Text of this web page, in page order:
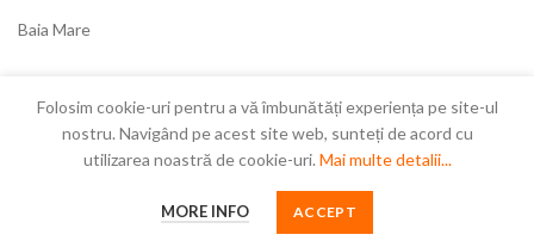
Baia Mare
Politica de confidențialitate
Folosim cookie-uri pentru a vă îmbunătăți experiența pe site-ul
nostru. Navigând pe acest site web, sunteți de acord cu
utilizarea noastră de cookie-uri. Mai multe detalii...
MORE INFO ACCEPT